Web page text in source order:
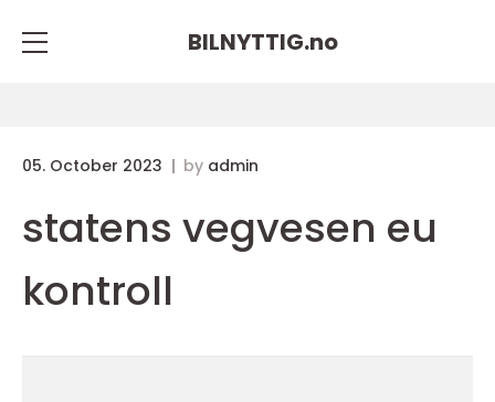
BILNYTTIG.no
05. October 2023 by admin
statens vegvesen eu
kontroll